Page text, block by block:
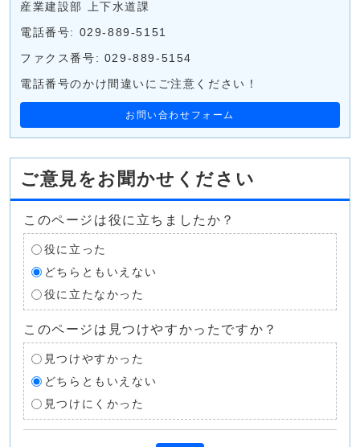
産業建設部 上下水道課
電話番号: 029-889-5151
ファクス番号: 029-889-5154
電話番号のかけ間違いにご注意ください！
お問い合わせフォーム
ご意見をお聞かせください
このページは役に立ちましたか？
役に立った
どちらともいえない
役に立たなかった
このページは見つけやすかったですか？
見つけやすかった
どちらともいえない
見つけにくかった